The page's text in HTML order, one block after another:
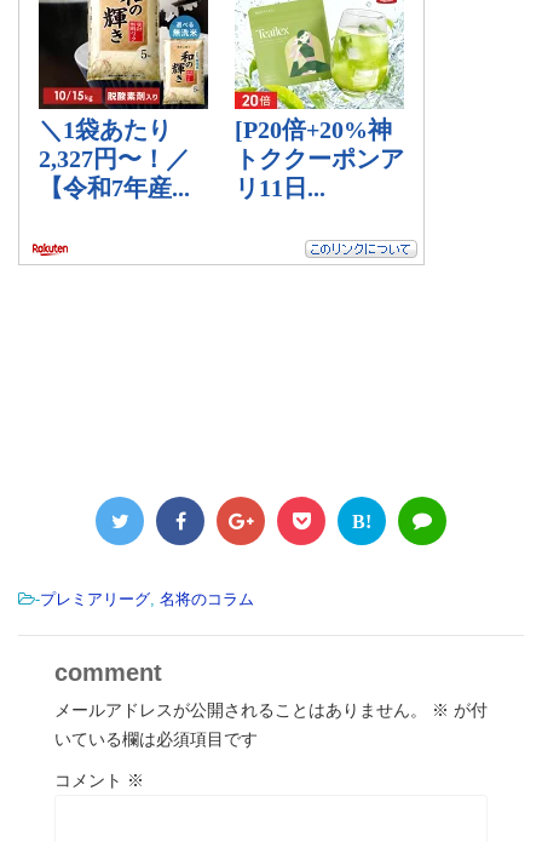
B!
-プレミアリーグ, 名将のコラム
comment
メールアドレスが公開されることはありません。 ※ が付
いている欄は必須項目です
コメント ※